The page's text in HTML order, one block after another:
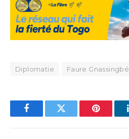
Diplomatie Faure Gnassingbé
FacebookTwitter Pinterest